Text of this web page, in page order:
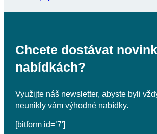
Chcete dostávat
nabídkách?
Využijte náš newsletter, abyste byli
neunikly vám výhodné nabídky.
[bitform id=’7′]